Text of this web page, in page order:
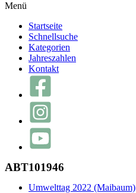
Menü
Startseite
Schnellsuche
Kategorien
Jahreszahlen
Kontakt
ABT101946
Umwelttag 2022 (Maibaum)